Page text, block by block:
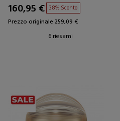
160,95 € 38% Sconto
Prezzo originale 259,09 €
6 riesami